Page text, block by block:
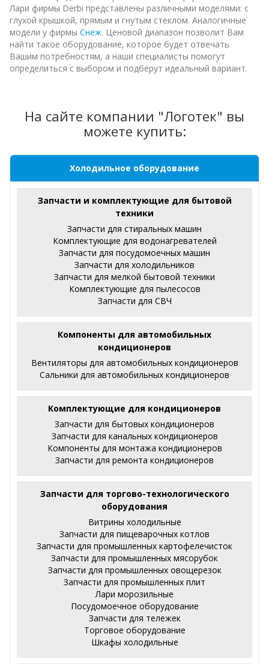
Лари фирмы Derbi представлены различными моделями: с
глухой крышкой, прямым и гнутым стеклом. Аналогичные
модели у фирмы Снеж. Ценовой диапазон позволит Вам
найти такое оборудование, которое будет отвечать
Вашим потребностям, а наши специалисты помогут
определиться с выбором и подберут идеальный вариант.
На сайте компании "Логотек" вы
можете купить:
Холодильное оборудование
Запчасти и комплектующие для бытовой
техники
Запчасти для стиральных машин
Комплектующие для водонагревателей
Запчасти для посудомоечных машин
Запчасти для холодильников
Запчасти для мелкой бытовой техники
Комплектующие для пылесосов
Запчасти для СВЧ
Компоненты для автомобильных
кондиционеров
Вентиляторы для автомобильных кондиционеров
Сальники для автомобильных кондиционеров
Комплектующие для кондиционеров
Запчасти для бытовых кондиционеров
Запчасти для канальных кондиционеров
Компоненты для монтажа кондиционеров
Запчасти для ремонта кондиционеров
Запчасти для торгово-технологического
оборудования
Витрины холодильные
Запчасти для пищеварочных котлов
Запчасти для промышленных картофелечисток
Запчасти для промышленных мясорубок
Запчасти для промышленных овощерезок
Запчасти для промышленных плит
Лари морозильные
Посудомоечное оборудование
Запчасти для тележек
Торговое оборудование
Шкафы холодильные